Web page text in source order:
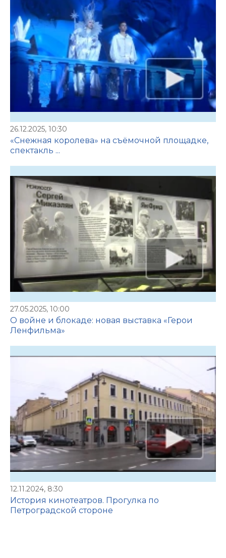
26.12.2025, 10:30
«Снежная королева» на съёмочной площадке,
спектакль ...
27.05.2025, 10:00
О войне и блокаде: новая выставка «Герои
Ленфильма»
12.11.2024, 8:30
История кинотеатров. Прогулка по
Петроградской стороне